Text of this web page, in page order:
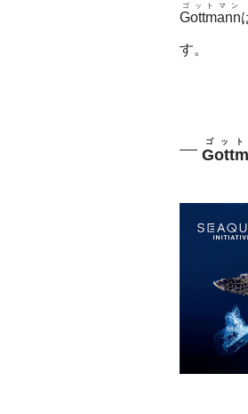
Gottmann
ゴットマン
す。
ゴッ